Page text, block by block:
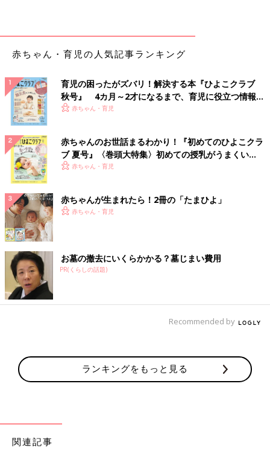
赤ちゃん・育児の人気記事ランキング
育児の困ったがズバリ！解決する本『ひよこクラブ
秋号』 4カ月～2才になるまで、育児に役立つ情報が
いっぱい！
赤ちゃん・育児
赤ちゃんのお世話まるわかり！『初めてのひよこクラ
ブ 夏号』〈巻頭大特集〉初めての授乳がうまくい
く！ おっぱい・ミルクの基本と夏のトラブル 解決テ
赤ちゃん・育児
赤ちゃんが生まれたら！2冊の「たまひよ」
赤ちゃん・育児
お墓の撤去にいくらかかる？墓じまい費用
PR(くらしの話題)
Recommended by
ランキングをもっと見る
関連記事